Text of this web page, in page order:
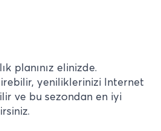
planınız elinizde.
yeniliklerinizi Internet
ve bu sezondan en iyi